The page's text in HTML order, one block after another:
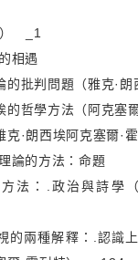
） _1
相遇
的批判問題（雅克·
的哲學方法（阿克
克·朗西埃阿克塞爾·
論的方法：命題
法：.政治與詩學
的兩種解釋：.認識